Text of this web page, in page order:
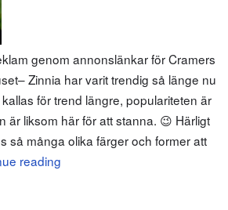
genom annonslänkar för Cramers
Zinnia har varit trendig så länge nu
för trend längre, populariteten är
är liksom här för att stanna. 😉 Härligt
så många olika färger och former att
reading